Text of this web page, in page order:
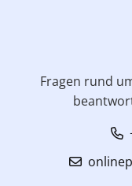
Fragen rund